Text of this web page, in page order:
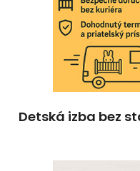
Detská izba bez